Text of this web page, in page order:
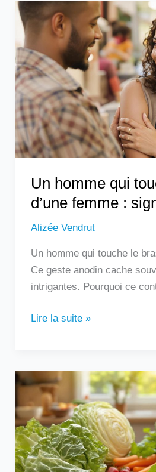
Un homme qui
d’une femme :
Alizée Vendrut
Un homme qui touche le
Ce geste anodin cache
intrigantes. Pourquoi ce
Un
homme
touche
le
bras
d’une
femme
:
signification
Lire la suite »
Les
remèdes
de
grand-
mère
contre